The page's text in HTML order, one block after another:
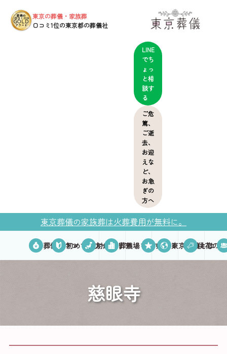
葬儀の
口コミ2024
GOLD
アワード
東京の葬儀・家族葬
口コミ1位の東京都の葬儀社
LINE
でち
ょっ
と相
談す
る
ご危
篤、
ご逝
去、
お迎
えな
ど、
お急
ぎの
方へ
東京葬儀の家族葬は火葬費用が無料に。
葬儀プラン初めての方へ対応エリア葬儀場を探す口コミ東京葬儀とは
供花の
慈眼寺